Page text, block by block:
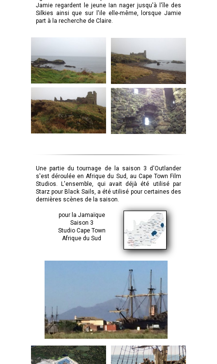
pour la Jamaïque
Saison 3
Studio Cape Town
Afrique du Sud
Une partie du tournage de la saison 3 d'Outlander
s'est déroulée en Afrique du Sud, au Cape Town Film
Studios. L'ensemble, qui avait déjà été utilisé par
Starz pour Black Sails, a été utilisé pour certaines des
dernières scènes de la saison.
Jamie regardent le jeune Ian nager jusqu'à l'île des
Silkies ainsi que sur l'ile elle-même, lorsque Jamie
part à la recherche de Claire.